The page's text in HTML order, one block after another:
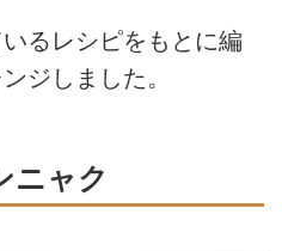
るレシピをもとに編
ジしました。
ニャク